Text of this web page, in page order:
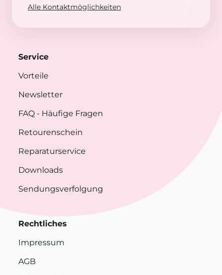
Alle Kontaktmöglichkeiten
Service
Vorteile
Newsletter
FAQ - Häufige Fragen
Retourenschein
Reparaturservice
Downloads
Sendungsverfolgung
Rechtliches
Impressum
AGB